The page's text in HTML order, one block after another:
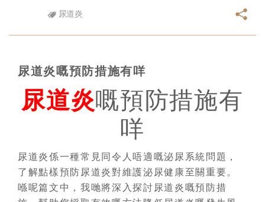
尿道炎
尿道炎嘅預防措施有咩
尿道炎嘅預防措施有
咩
尿道炎係一種常見同令人唔適嘅泌尿系統問題，
了解點樣預防尿道炎對維護泌尿健康至關重要。
喺呢篇文中，我哋將深入探討尿道炎嘅預防措